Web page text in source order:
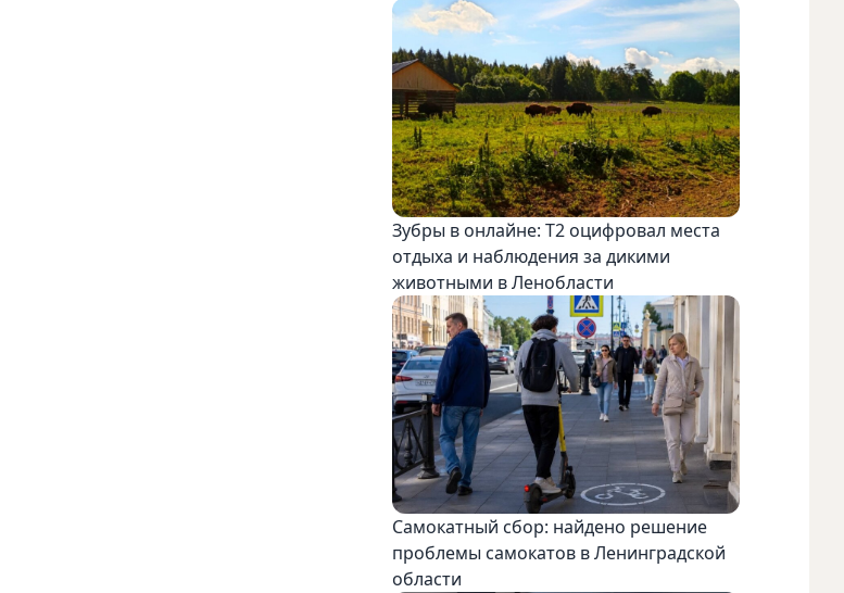
Зубры в онлайне: Т2 оцифровал места
отдыха и наблюдения за дикими
животными в Ленобласти
Самокатный сбор: найдено решение
проблемы самокатов в Ленинградской
области